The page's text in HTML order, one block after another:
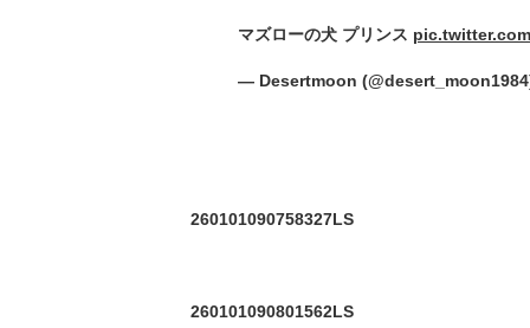
マズローの犬 プリンス
— Desertmoon
260101090758327LS
260101090801562LS